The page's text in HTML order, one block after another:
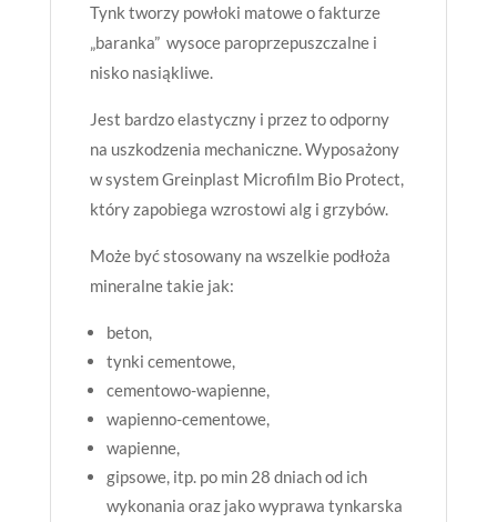
Tynk tworzy powłoki matowe o fakturze
„baranka” wysoce paroprzepuszczalne i
nisko nasiąkliwe.
Jest bardzo elastyczny i przez to odporny
na uszkodzenia mechaniczne. Wyposażony
w system Greinplast Microfilm Bio Protect,
który zapobiega wzrostowi alg i grzybów.
Może być stosowany na wszelkie podłoża
mineralne takie jak:
beton,
tynki cementowe,
cementowo-wapienne,
wapienno-cementowe,
wapienne,
gipsowe, itp. po min 28 dniach od ich
wykonania oraz jako wyprawa tynkarska